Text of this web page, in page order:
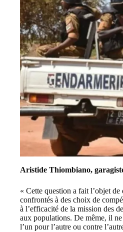
Aristide Thiombiano,
« Cette question a fait l’objet
confrontés à des choix de
à l’efficacité de la mission des
aux populations. De même, il
l’un pour l’autre ou contre